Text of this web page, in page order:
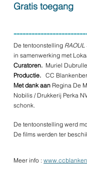
Gratis toegang
De tentoonstelling RAOUL
in samenwerking met
Curatoren. Muriel
Productie. CC
Met dank aan Regina De
Nobilis / Drukkerij Perka
schonk.
De tentoonstelling werd
De films werden ter
Meer info :